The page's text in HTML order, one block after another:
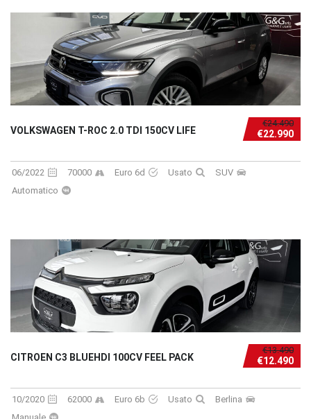
€24.490
€22.990
VOLKSWAGEN T-ROC 2.0 TDI 150CV LIFE
06/2022 70000 Euro 6d Usato
SUV
Automatico
€13.490
€12.490
CITROEN C3 BLUEHDI 100CV FEEL PACK
10/2020 62000 Euro 6b Usato
Berlina